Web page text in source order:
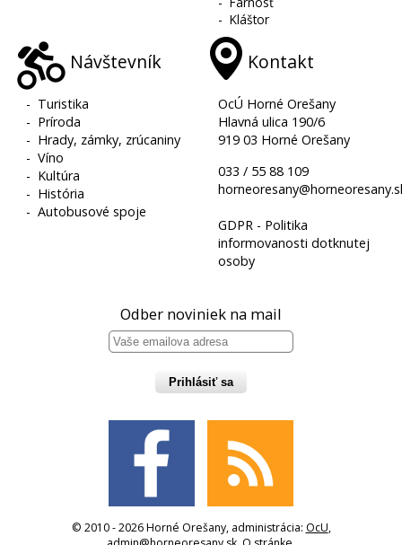
-Kláštor
Návštevník
- Turistika
- Príroda
- Hrady, zámky, zrúcaniny
-Víno
- Kultúra
- História
-Autobusové spoje
Kontakt
OcÚ Horné Orešany
Hlavná ulica 190/6
919 03 Horné Orešany
033 / 55 88 109
GDPR - Politika
informovanosti dotknutej
osoby
Odber noviniek na mail
Prihlásiť sa
© 2010 - 2026 Horné Orešany, administrácia: OcU,